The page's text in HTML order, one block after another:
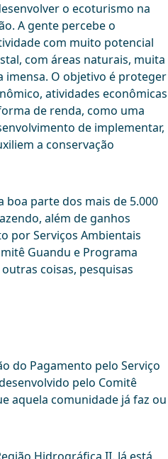
o ecoturismo na
A gente percebe o
com muito potencial
com áreas naturais, muita
O objetivo é proteger
atividades econômicas
de renda, como uma
de implementar,
a conservação
boa parte dos mais de 5.000
além de ganhos
por Serviços Ambientais
Guandu e Programa
coisas, pesquisas
do Pagamento pelo Serviço
pelo Comitê
aquela comunidade já faz ou